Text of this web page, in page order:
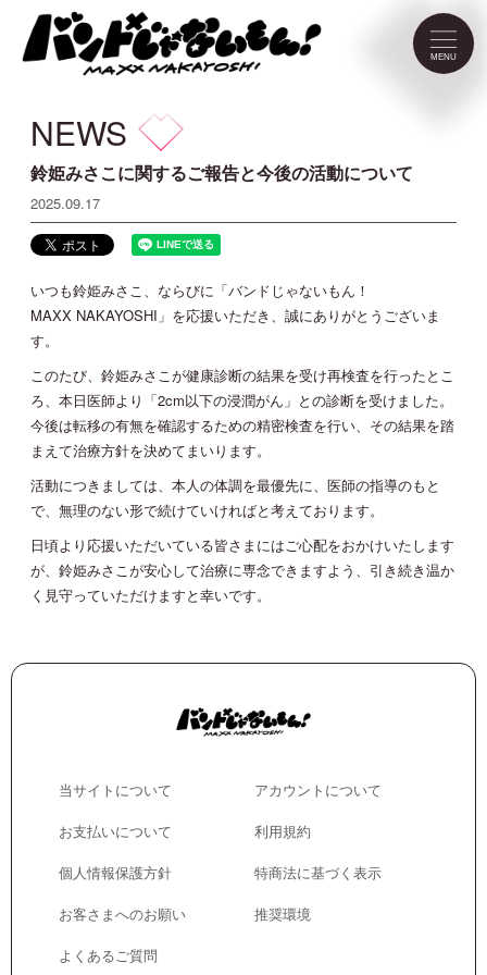
MENU
NEWS
SCHEDULE
PROFILE
VIDEO
DISCOGRAPHY
CONTACT
FC Menu
MAIL MAGAZINE
BIRTHDAY MAIL
NEWS
鈴姫みさこに関するご報告と今後の活動について
2025.09.17
いつも鈴姫みさこ、ならびに「バンドじゃないもん！
MAXX NAKAYOSHI」を応援いただき、誠にありがとうございま
す。
このたび、鈴姫みさこが健康診断の結果を受け再検査を行ったとこ
ろ、本日医師より「2cm以下の浸潤がん」との診断を受けました。
今後は転移の有無を確認するための精密検査を行い、その結果を踏
まえて治療方針を決めてまいります。
活動につきましては、本人の体調を最優先に、医師の指導のもと
で、無理のない形で続けていければと考えております。
日頃より応援いただいている皆さまにはご心配をおかけいたします
が、鈴姫みさこが安心して治療に専念できますよう、引き続き温か
く見守っていただけますと幸いです。
当サイトについて
アカウントについて
お支払いについて
利用規約
個人情報保護方針
特商法に基づく表示
お客さまへのお願い
推奨環境
よくあるご質問